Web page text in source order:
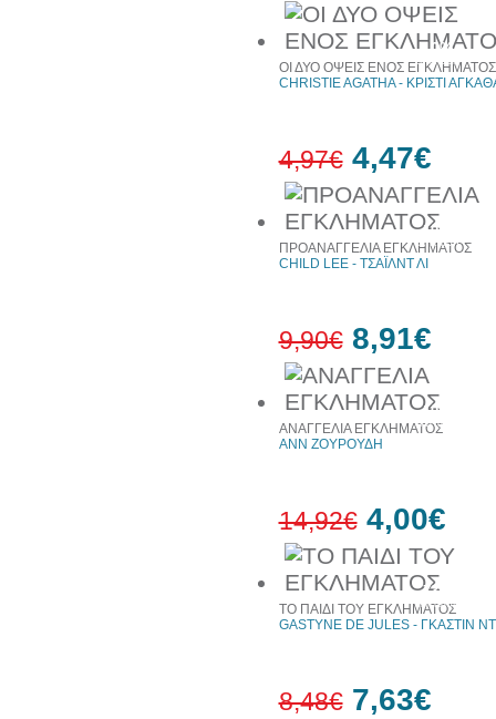
10%
έκπτωση
10%
έκπτωση
ΟΙ ΔΥΟ ΟΨΕΙΣ ΕΝΟΣ ΕΓΚΛΗΜΑΤΟΣ
CHRISTIE AGATHA - ΚΡΙΣΤΙ
4,97€ 4,47€
10%
έκπτωση
ΠΡΟΑΝΑΓΓΕΛΙΑ ΕΓΚΛΗΜΑΤΟΣ
CHILD LEE - ΤΣΑΪΛΝΤ ΛΙ
9,90€ 8,91€
73%
έκπτωση
ΑΝΑΓΓΕΛΙΑ ΕΓΚΛΗΜΑΤΟΣ
ΑΝΝ ΖΟΥΡΟΥΔΗ
14,92€ 4,00€
ΤΟ ΠΑΙΔΙ ΤΟΥ ΕΓΚΛΗΜΑΤΟΣ
GASTYNE DE JULES - ΓΚΑΣΤΙΝ
8,48€ 7,63€